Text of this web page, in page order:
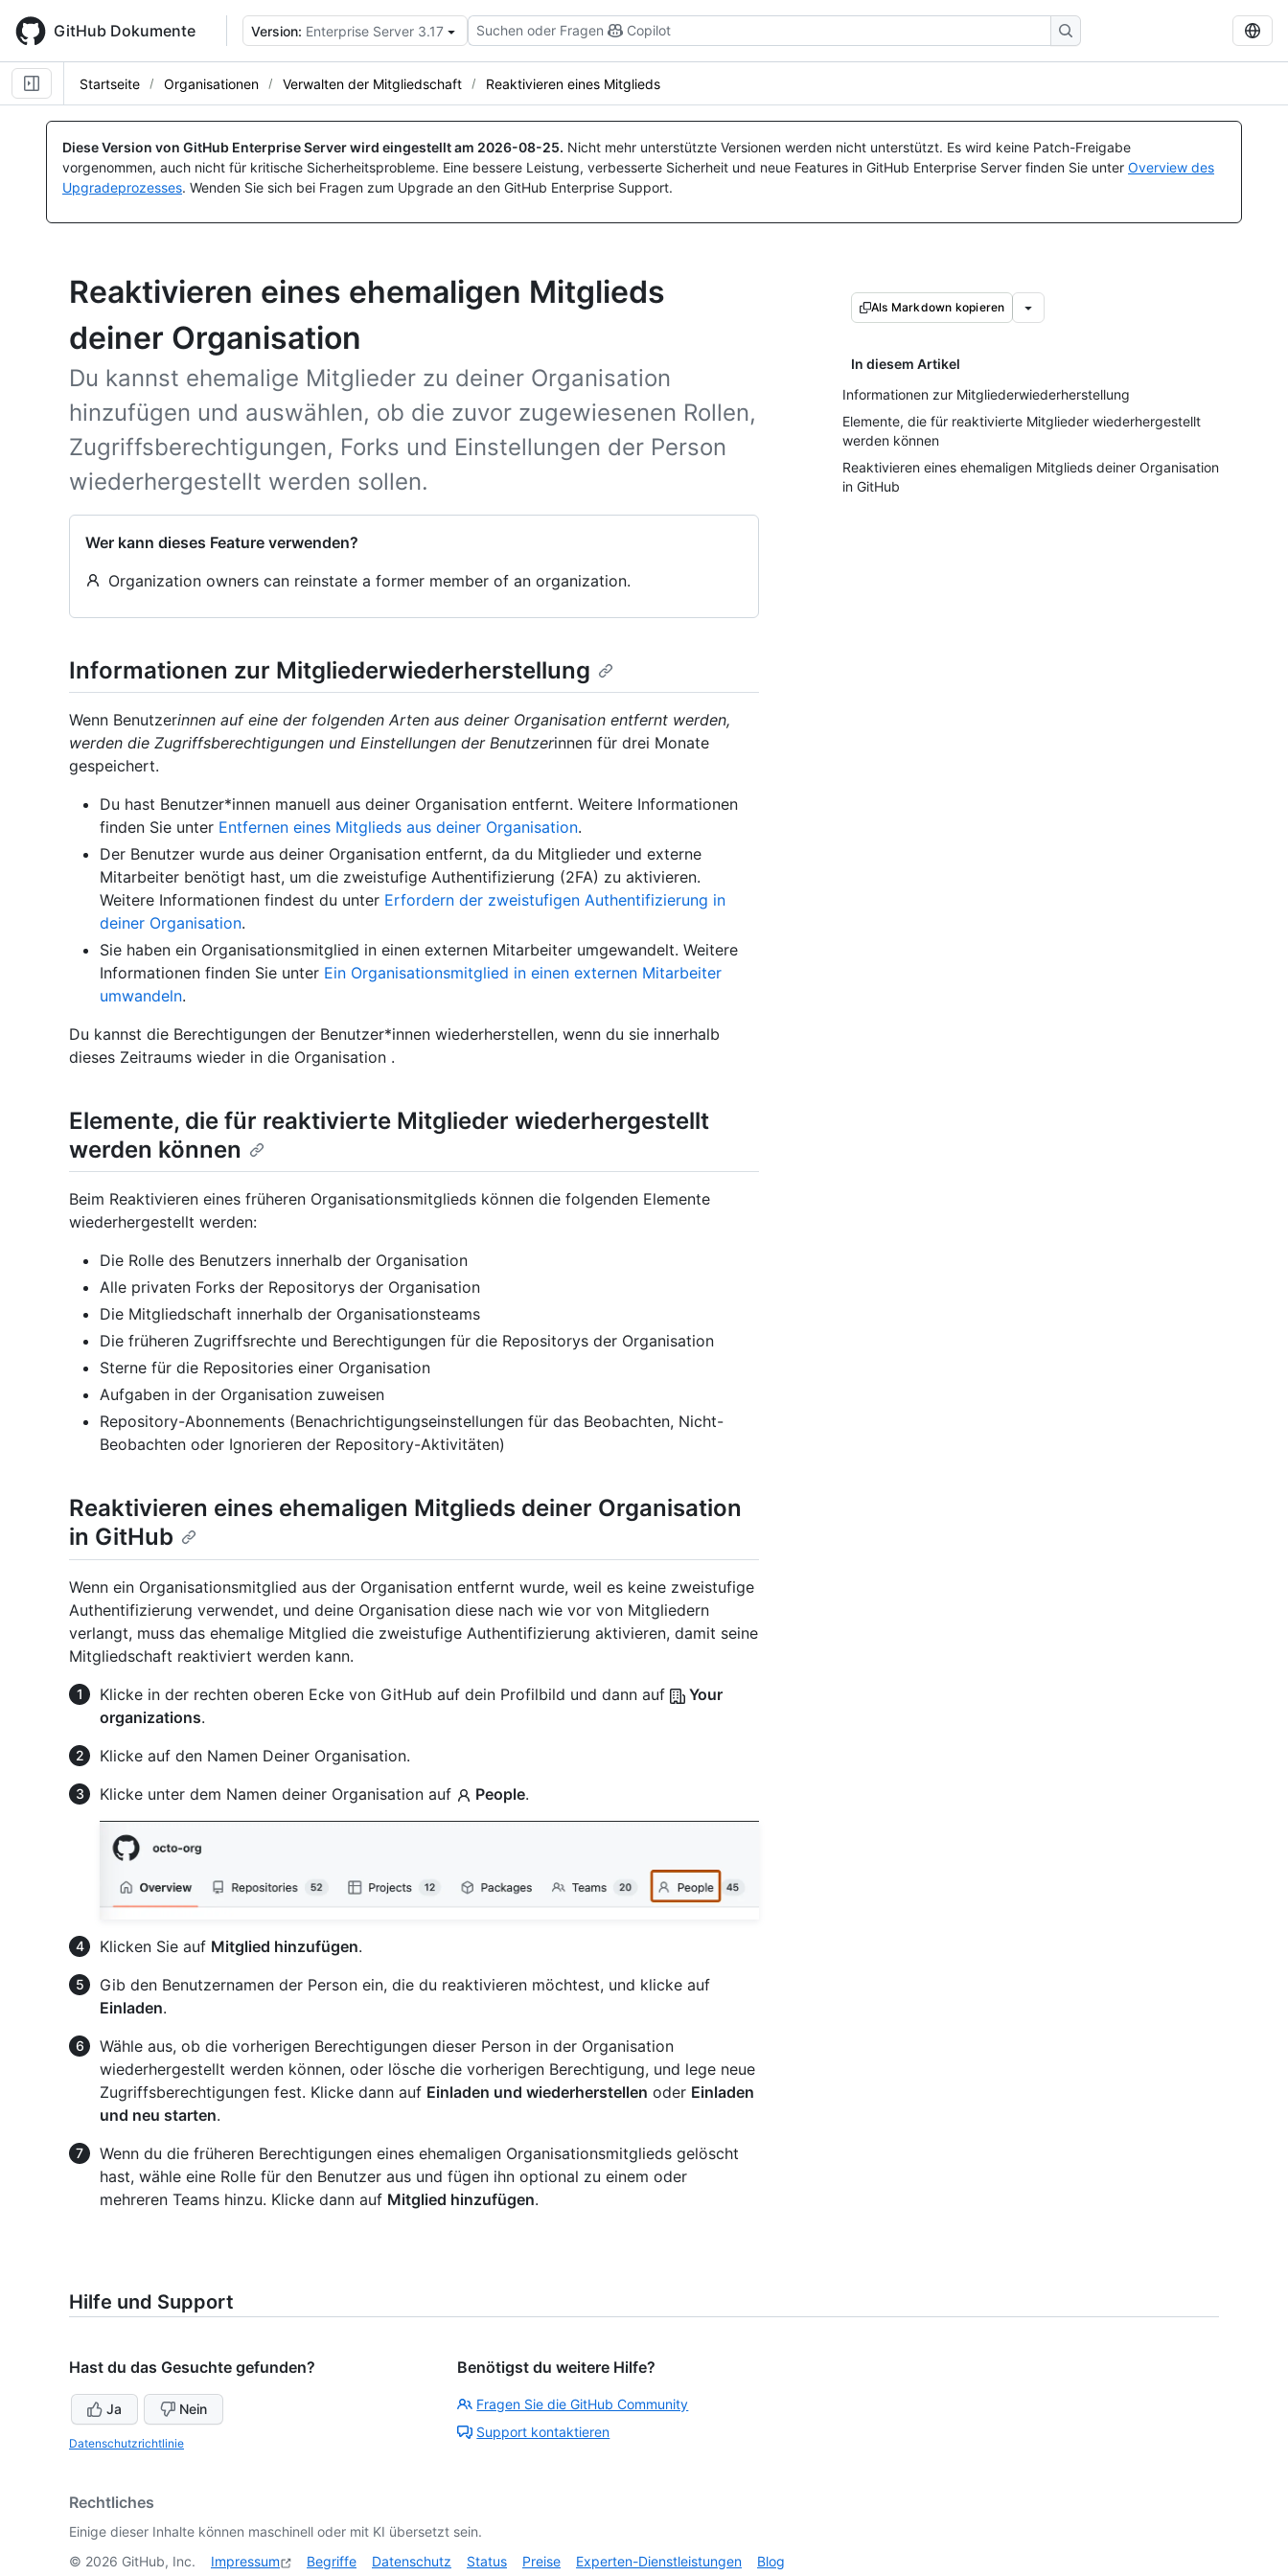
main
content
GitHub Dokumente Version: Enterprise Server 3.17 Suchen oder Fragen Copilot
Startseite Organisationen Verwalten der Mitgliedschaft Reaktivieren eines Mitglieds
Diese Version von GitHub Enterprise Server wird eingestellt am 2026-08-25. Nicht mehr unterstützte Versionen werden nicht unterstützt. Es wird keine Patch-Freigabe
vorgenommen, auch nicht für kritische Sicherheitsprobleme. Eine bessere Leistung, verbesserte Sicherheit und neue Features in GitHub Enterprise Server finden Sie unter Overview des
Upgradeprozesses. Wenden Sie sich bei Fragen zum Upgrade an den GitHub Enterprise Support.
Reaktivieren eines ehemaligen Mitglieds
deiner Organisation
Du kannst ehemalige Mitglieder zu deiner Organisation
hinzufügen und auswählen, ob die zuvor zugewiesenen Rollen,
Zugriffsberechtigungen, Forks und Einstellungen der Person
wiederhergestellt werden sollen.
Wer kann dieses Feature verwenden?
Organization owners can reinstate a former member of an organization.
Als Markdown kopieren
In diesem Artikel
Informationen zur Mitgliederwiederherstellung
Elemente, die für reaktivierte Mitglieder wiederhergestellt
werden können
Reaktivieren eines ehemaligen Mitglieds deiner Organisation
in GitHub
Informationen zur Mitgliederwiederherstellung
Wenn Benutzerinnen auf eine der folgenden Arten aus deiner Organisation entfernt werden,
werden die Zugriffsberechtigungen und Einstellungen der Benutzerinnen für drei Monate
gespeichert.
Du hast Benutzer*innen manuell aus deiner Organisation entfernt. Weitere Informationen
finden Sie unter Entfernen eines Mitglieds aus deiner Organisation.
Der Benutzer wurde aus deiner Organisation entfernt, da du Mitglieder und externe
Mitarbeiter benötigt hast, um die zweistufige Authentifizierung (2FA) zu aktivieren.
Weitere Informationen findest du unter Erfordern der zweistufigen Authentifizierung in
deiner Organisation.
Sie haben ein Organisationsmitglied in einen externen Mitarbeiter umgewandelt. Weitere
Informationen finden Sie unter Ein Organisationsmitglied in einen externen Mitarbeiter
umwandeln.
Du kannst die Berechtigungen der Benutzer*innen wiederherstellen, wenn du sie innerhalb
dieses Zeitraums wieder in die Organisation .
Elemente, die für reaktivierte Mitglieder wiederhergestellt
werden können
Beim Reaktivieren eines früheren Organisationsmitglieds können die folgenden Elemente
wiederhergestellt werden:
Die Rolle des Benutzers innerhalb der Organisation
Alle privaten Forks der Repositorys der Organisation
Die Mitgliedschaft innerhalb der Organisationsteams
Die früheren Zugriffsrechte und Berechtigungen für die Repositorys der Organisation
Sterne für die Repositories einer Organisation
Aufgaben in der Organisation zuweisen
Repository-Abonnements (Benachrichtigungseinstellungen für das Beobachten, Nicht-
Beobachten oder Ignorieren der Repository-Aktivitäten)
Reaktivieren eines ehemaligen Mitglieds deiner Organisation
in GitHub
Wenn ein Organisationsmitglied aus der Organisation entfernt wurde, weil es keine zweistufige
Authentifizierung verwendet, und deine Organisation diese nach wie vor von Mitgliedern
verlangt, muss das ehemalige Mitglied die zweistufige Authentifizierung aktivieren, damit seine
Mitgliedschaft reaktiviert werden kann.
Klicke in der rechten oberen Ecke von GitHub auf dein Profilbild und dann auf
Your
organizations.
Klicke auf den Namen Deiner Organisation.
Klicke unter dem Namen deiner Organisation auf
People.
Klicken Sie auf Mitglied hinzufügen.
Gib den Benutzernamen der Person ein, die du reaktivieren möchtest, und klicke auf
Einladen.
Wähle aus, ob die vorherigen Berechtigungen dieser Person in der Organisation
wiederhergestellt werden können, oder lösche die vorherigen Berechtigung, und lege neue
Zugriffsberechtigungen fest. Klicke dann auf Einladen und wiederherstellen oder Einladen
und neu starten.
Wenn du die früheren Berechtigungen eines ehemaligen Organisationsmitglieds gelöscht
hast, wähle eine Rolle für den Benutzer aus und fügen ihn optional zu einem oder
mehreren Teams hinzu. Klicke dann auf Mitglied hinzufügen.
Hilfe und Support
Hast du das Gesuchte gefunden?
Ja Nein
Datenschutzrichtlinie
Benötigst du weitere Hilfe?
Fragen Sie die GitHub Community
Support kontaktieren
Rechtliches
Einige dieser Inhalte können maschinell oder mit KI übersetzt sein.
© 2026 GitHub, Inc. Impressum Begriffe Datenschutz Status Preise Experten-Dienstleistungen Blog